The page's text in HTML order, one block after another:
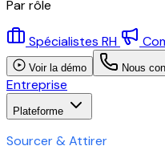
Par rôle
Spécialistes RH
Voir la démo Nous
Entreprise
Plateforme
Sourcer & Attirer